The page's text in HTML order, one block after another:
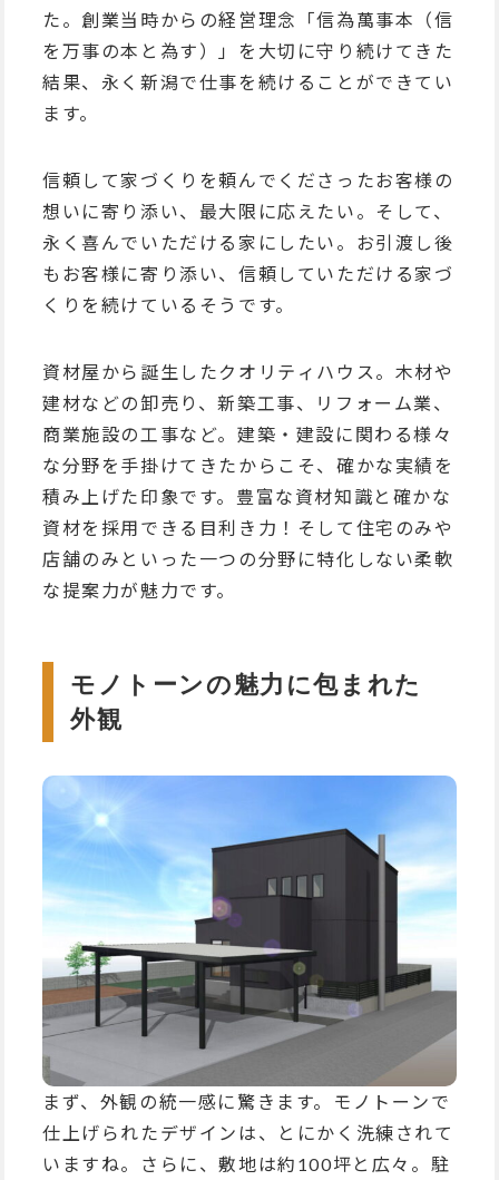
た。創業当時からの経営理念「信為萬事本（信
を万事の本と為す）」を大切に守り続けてきた
結果、永く新潟で仕事を続けることができてい
ます。
信頼して家づくりを頼んでくださったお客様の
想いに寄り添い、最大限に応えたい。そして、
永く喜んでいただける家にしたい。お引渡し後
もお客様に寄り添い、信頼していただける家づ
くりを続けているそうです。
資材屋から誕生したクオリティハウス。木材や
建材などの卸売り、新築工事、リフォーム業、
商業施設の工事など。建築・建設に関わる様々
な分野を手掛けてきたからこそ、確かな実績を
積み上げた印象です。豊富な資材知識と確かな
資材を採用できる目利き力！そして住宅のみや
店舗のみといった一つの分野に特化しない柔軟
な提案力が魅力です。
モノトーンの魅力に包まれた
外観
まず、外観の統一感に驚きます。モノトーンで
仕上げられたデザインは、とにかく洗練されて
いますね。さらに、敷地は約100坪と広々。駐